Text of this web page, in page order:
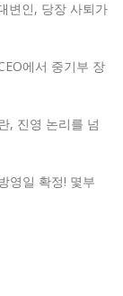
변인, 당장 사퇴가
에서 중기부 장
, 진영 논리를 넘
영일 확정! 몇부